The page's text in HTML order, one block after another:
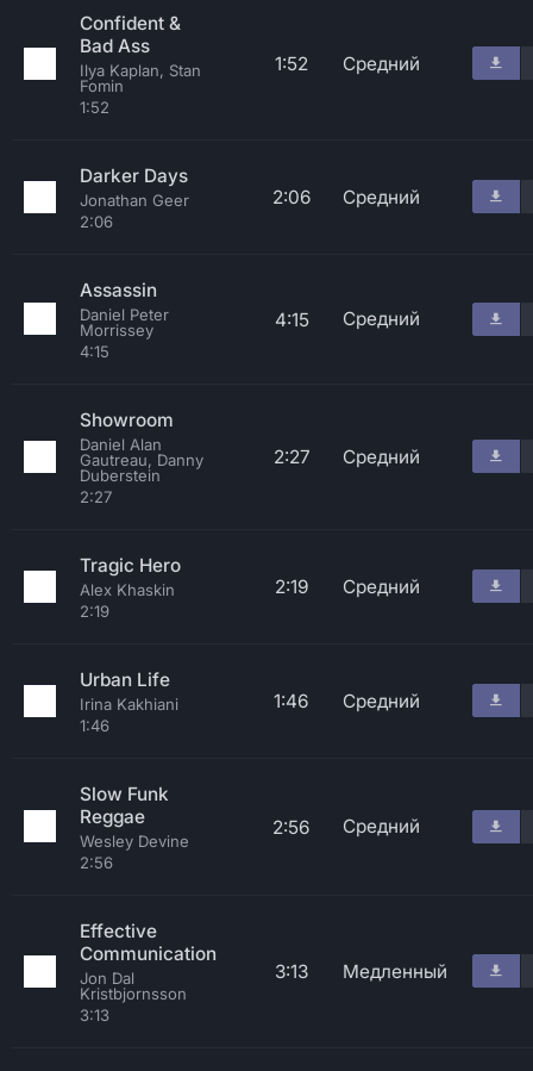
Confident &
Bad Ass
Ilya Kaplan, Stan
Fomin
1:52
1:52 Средний
Darker Days
Jonathan Geer
2:06
2:06 Средний
Assassin
Daniel Peter
Morrissey
4:15
4:15 Средний
Showroom
Daniel Alan
Gautreau, Danny
Duberstein
2:27
2:27 Средний
Tragic Hero
Alex Khaskin
2:19
2:19 Средний
Urban Life
Irina Kakhiani
1:46
1:46 Средний
Slow Funk
Reggae
Wesley Devine
2:56
2:56 Средний
Effective
Communication
Jon Dal
Kristbjornsson
3:13
3:13 Медленный